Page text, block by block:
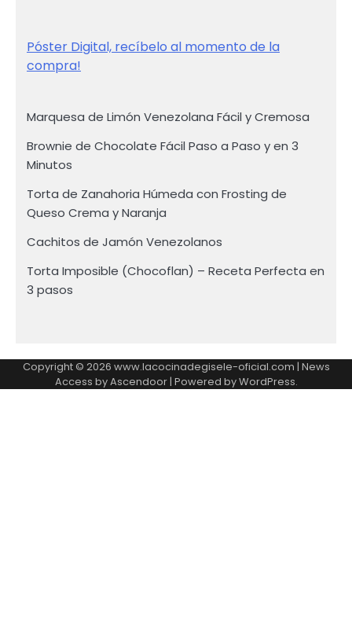
Póster Digital, recíbelo al momento de la
compra!
Marquesa de Limón Venezolana Fácil y Cremosa
Brownie de Chocolate Fácil Paso a Paso y en 3
Minutos
Torta de Zanahoria Húmeda con Frosting de
Queso Crema y Naranja
Cachitos de Jamón Venezolanos
Torta Imposible (Chocoflan) – Receta Perfecta en
3 pasos
Copyright © 2026 www.lacocinadegisele-oficial.com | News
Access byAscendoor| Powered byWordPress.